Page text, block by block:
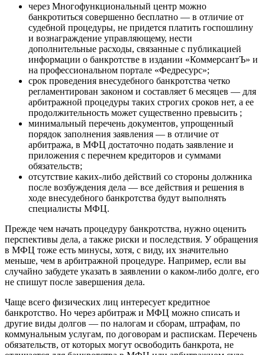
через Многофункциональный центр можно
банкротиться совершенно бесплатно — в отличие от
судебной процедуры, не придется платить госпошлину
и вознаграждение управляющему, нести
дополнительные расходы, связанные с публикацией
информации о банкротстве в издании «КоммерсантЪ» и
на профессиональном портале «Федресурс»;
срок проведения внесудебного банкротства четко
регламентирован законом и составляет 6 месяцев — для
арбитражной процедуры таких строгих сроков нет, а ее
продолжительность может существенно превысить ;
минимальный перечень документов, упрощенный
порядок заполнения заявления — в отличие от
арбитража, в МФЦ достаточно подать заявление и
приложения с перечнем кредиторов и суммами
обязательств;
отсутствие каких-либо действий со стороны должника
после возбуждения дела — все действия и решения в
ходе внесудебного банкротства будут выполнять
специалисты МФЦ.
Прежде чем начать процедуру банкротства, нужно оценить
перспективы дела, а также риски и последствия. У обращения
в МФЦ тоже есть минусы, хотя, с виду, их значительно
меньше, чем в арбитражной процедуре. Например, если вы
случайно забудете указать в заявлении о каком-либо долге, его
не спишут после завершения дела.
Чаще всего физических лиц интересует кредитное
банкротство. Но через арбитраж и МФЦ можно списать и
другие виды долгов — по налогам и сборам, штрафам, по
коммунальным услугам, по договорам и распискам. Перечень
обязательств, от которых могут освободить банкрота, не